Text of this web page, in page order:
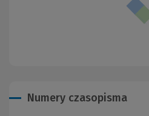
Numery czasopisma